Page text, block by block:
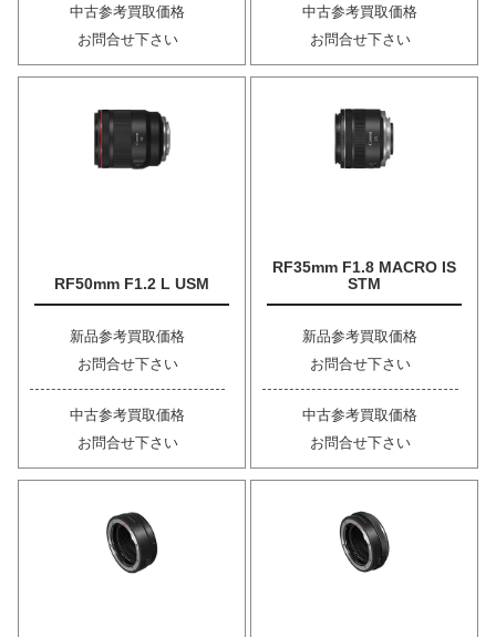
中古参考買取価格
お問合せ下さい
中古参考買取価格
お問合せ下さい
RF50mm F1.2 L USM
新品参考買取価格
お問合せ下さい
中古参考買取価格
お問合せ下さい
RF35mm F1.8 MACRO IS
STM
新品参考買取価格
お問合せ下さい
中古参考買取価格
お問合せ下さい